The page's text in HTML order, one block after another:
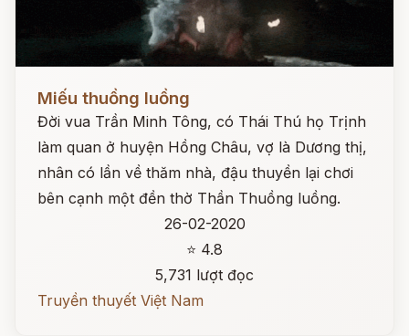
Đọc ngay
Miếu thuồng luồng
Đời vua Trần Minh Tông, có Thái Thú họ Trịnh
làm quan ở huyện Hồng Châu, vợ là Dương thị,
nhân có lần về thăm nhà, đậu thuyền lại chơi
bên cạnh một đền thờ Thần Thuồng luồng.
26-02-2020
⭐ 4.8
5,731 lượt đọc
Truyền thuyết Việt Nam